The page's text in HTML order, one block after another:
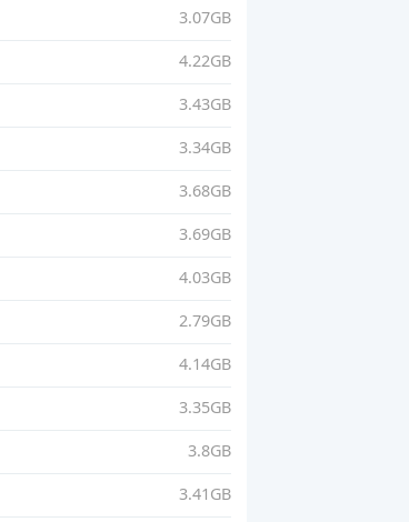
3.07GB
4.22GB
3.43GB
3.34GB
3.68GB
3.69GB
4.03GB
2.79GB
4.14GB
3.35GB
3.8GB
3.41GB